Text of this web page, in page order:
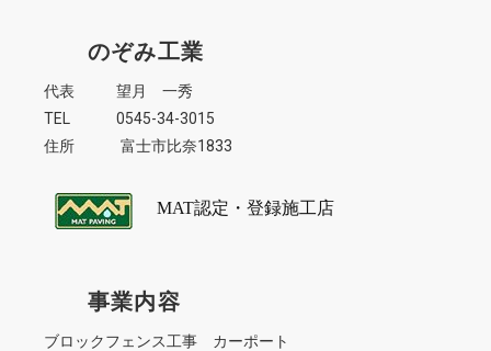
のぞみ工業
代表 望月 一秀
TEL 0545-34-3015
住所 富士市比奈1833
MAT認定・登録施工店
事業内容
ブロックフェンス工事 カーポート